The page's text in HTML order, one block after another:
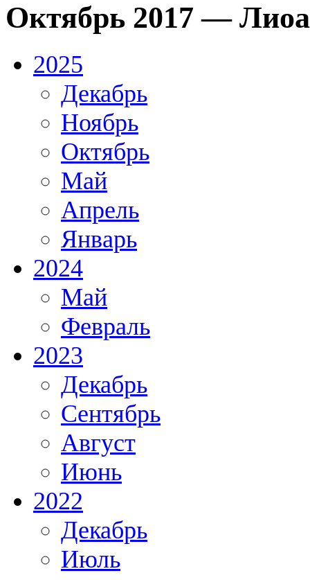
Октябрь 2017 —
2025
Декабрь
Ноябрь
Октябрь
Май
Апрель
Январь
2024
Май
Февраль
2023
Декабрь
Сентябрь
Август
Июнь
2022
Декабрь
Июль